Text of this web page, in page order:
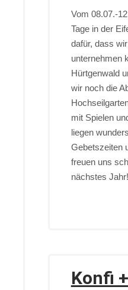
Vom 08.07.-
Tage in der
dafür, dass
unternehmen
Hürtgenwald
wir noch die
mit Spielen
liegen
Gebetszeiten
freuen uns
nächstes Jahr!
Konfi